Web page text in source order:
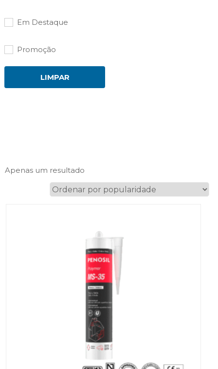
Em Destaque
Promoção
LIMPAR
Apenas um resultado